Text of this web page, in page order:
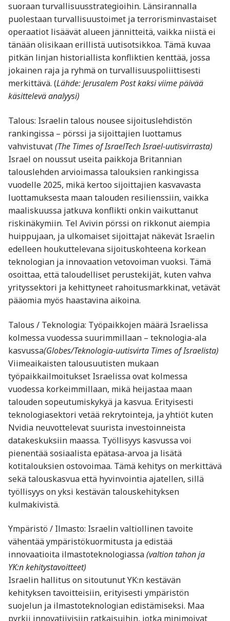
suoraan turvallisuusstrategioihin. Länsirannalla
puolestaan turvallisuustoimet ja terrorisminvastaiset
operaatiot lisäävät alueen jännitteitä, vaikka niistä ei
tänään olisikaan erillistä uutisotsikkoa. Tämä kuvaa
pitkän linjan historiallista konfliktien kenttää, jossa
jokainen raja ja ryhmä on turvallisuuspoliittisesti
merkittävä. (Lähde: Jerusalem Post kaksi viime päivää
käsittelevä analyysi)
Talous: Israelin talous nousee sijoitus­lehdistön
rankingissa – pörssi ja sijoittajien luottamus
vahvistuvat(The Times of IsraelTech Israel-uutisvirrasta)
Israel on noussut useita paikkoja Britannian
talouslehden arvioimassa talouksien rankingissa
vuodelle 2025, mikä kertoo sijoittajien kasvavasta
luottamuksesta maan talouden resilienssiin, vaikka
maaliskuussa jatkuva konflikti onkin vaikuttanut
riskinäkymiin. Tel Avivin pörssi on rikkonut aiempia
huippujaan, ja ulkomaiset sijoittajat näkevät Israelin
edelleen houkuttelevana sijoituskohteena korkean
teknologian ja innovaation vetovoiman vuoksi. Tämä
osoittaa, että taloudelliset perustekijät, kuten vahva
yrityssektori ja kehittyneet rahoitusmarkkinat, vetävät
pääomia myös haastavina aikoina.
Talous / Teknologia: Työpaikkojen määrä Israelissa
kolmessa vuodessa suurimmillaan – teknologia-ala
kasvussa(Globes/Teknologia-uutisvirta Times of Israelista)
Viimeaikaisten talousuutisten mukaan
työpaikkailmoitukset Israelissa ovat kolmessa
vuodessa korkeimmillaan, mikä heijastaa maan
talouden sopeutumiskykyä ja kasvua. Erityisesti
teknologiasektori vetää rekrytointeja, ja yhtiöt kuten
Nvidia neuvottelevat suurista investoinneista
datakeskuksiin maassa. Työllisyys kasvussa voi
pienentää sosiaalista epätasa-arvoa ja lisätä
kotitalouksien ostovoimaa. Tämä kehitys on merkittävä
sekä talouskasvua että hyvinvointia ajatellen, sillä
työllisyys on yksi kestävän talouskehityksen
kulmakivistä.
Ympäristö / Ilmasto: Israelin valtiollinen tavoite
vähentää ympäristökuormitusta ja edistää
innovaatioita ilmastoteknologiassa(valtion tahon ja
YK:n kehitystavoitteet)
Israelin hallitus on sitoutunut YK:n kestävän
kehityksen tavoitteisiin, erityisesti ympäristön
suojelun ja ilmastoteknologian edistämiseksi. Maa
pyrkii innovatiivisiin ratkaisuihin, jotka minimoivat